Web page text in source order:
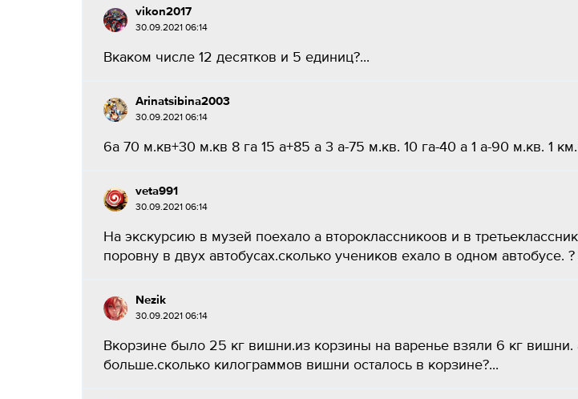
vikon2017
30.09.2021 06:14
Вкаком числе 12 десятков и 5 единиц?...
Arinatsibina2003
30.09.2021 06:14
6а 70 м.кв+30 м.кв 8 га 15 а+85 а 3 а-75 м.кв. 10 га-40 а 1 а-90 м.кв. 1
veta991
30.09.2021 06:14
На экскурсию в музей поехало а второклассникоов и в
поровну в двух автобусах.сколько учеников ехало в одном автобусе.
Nezik
30.09.2021 06:14
Вкорзине было 25 кг вишни.из корзины на варенье взяли 6 кг вишни.
больше.сколько килограммов вишни осталось в корзине?...